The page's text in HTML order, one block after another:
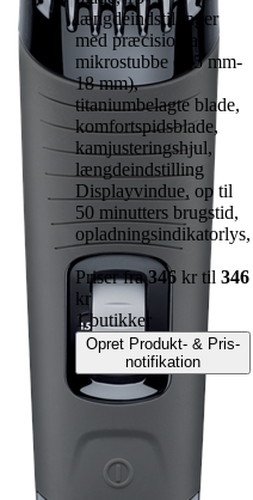
længdeindstillinger
med præcision af
mikrostubbe (1,5 mm-
18 mm),
titaniumbelagte blade,
komfortspidsblade,
kamjusteringshjul,
længdeindstilling
Displayvindue, op til
50 minutters brugstid,
opladningsindikatorlys,
Priser fra346 kr til 346
kr
1 butikker
Opret Produkt- & Pris-
notifikation